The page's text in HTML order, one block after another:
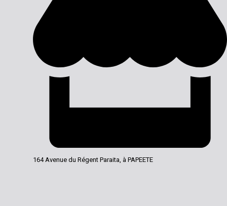
164 Avenue du Régent Paraita, à PAPEETE